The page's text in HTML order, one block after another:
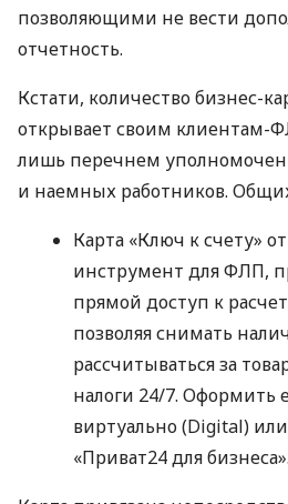
позволяющими не вести
отчетность.
Кстати, количество бизнес-
открывает своим клиентам-
лишь перечнем
и наемных работников.
Карта «Ключ к счету»
инструмент для ФЛП,
прямой доступ к
позволяя снимать
рассчитываться за
налоги 24/7. Оформить
виртуально (Digital)
«Приват24 для бизнеса».